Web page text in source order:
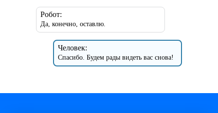
Робот:
Да, конечно, оставлю.
Человек:
Спасибо. Будем рады видеть вас снова!